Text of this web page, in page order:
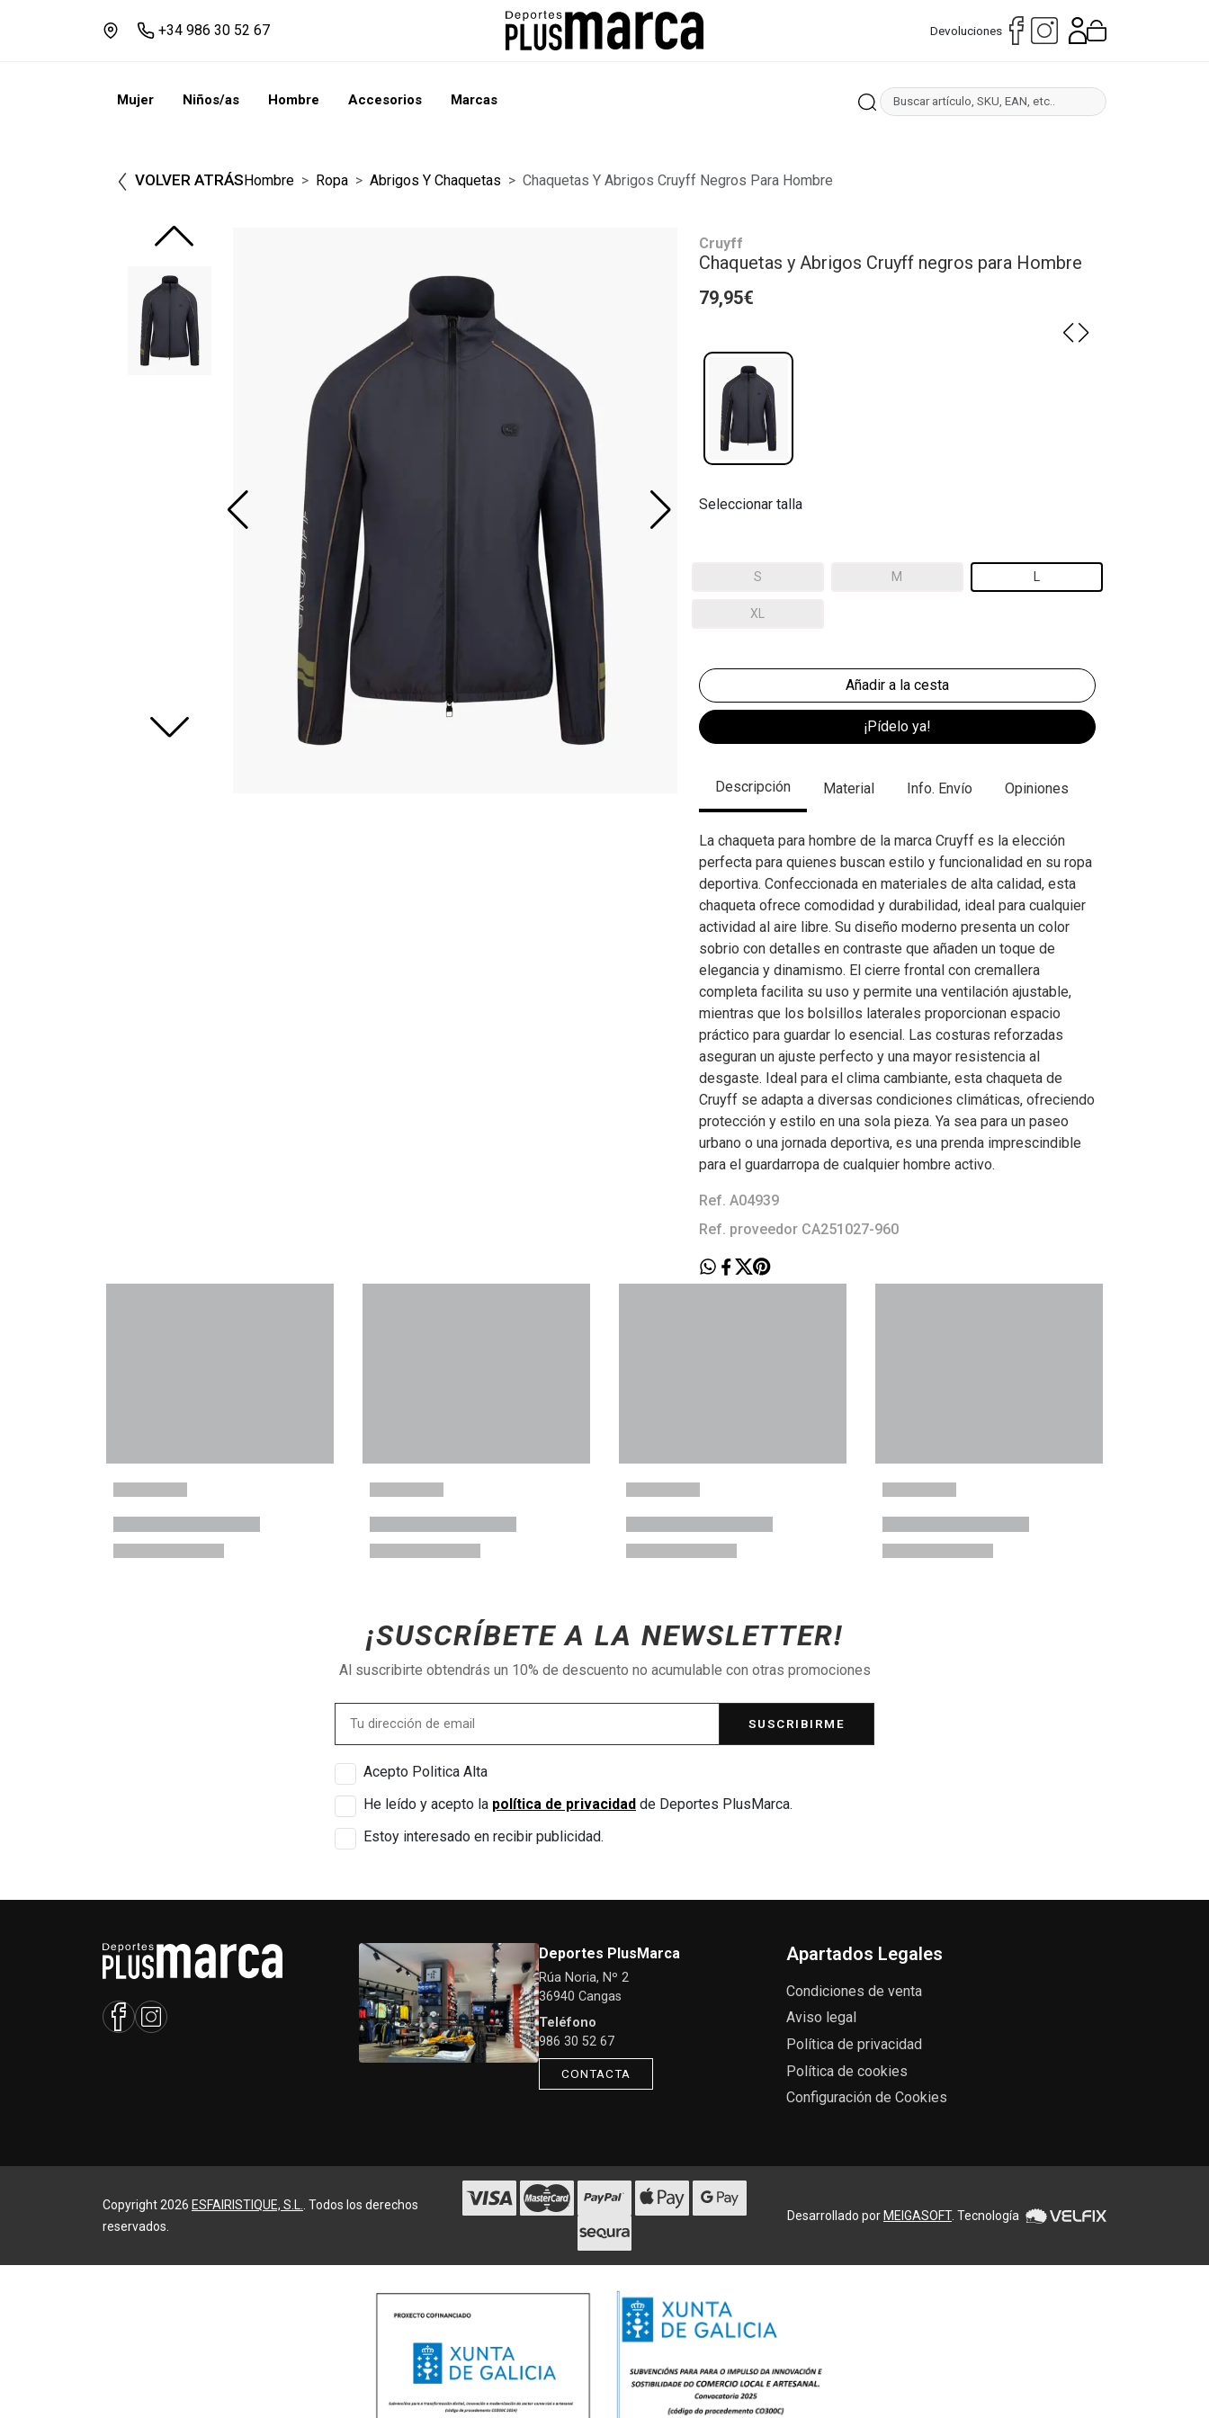
+34 986 30 52 67 Devoluciones
Mujer Niños/as Hombre Accesorios Marcas
VOLVER ATRÁSHombre Ropa Abrigos Y Chaquetas Chaquetas Y Abrigos Cruyff Negros Para Hombre
Cruyff
Chaquetas y Abrigos Cruyff negros para Hombre
79,95€
Seleccionar talla
S M
XL
¡Pídelo ya!
Descripción Material Info. Envío Opiniones
La chaqueta para hombre de la marca Cruyff es la elección
perfecta para quienes buscan estilo y funcionalidad en su ropa
deportiva. Confeccionada en materiales de alta calidad, esta
chaqueta ofrece comodidad y durabilidad, ideal para cualquier
actividad al aire libre. Su diseño moderno presenta un color
sobrio con detalles en contraste que añaden un toque de
elegancia y dinamismo. El cierre frontal con cremallera
completa facilita su uso y permite una ventilación ajustable,
mientras que los bolsillos laterales proporcionan espacio
práctico para guardar lo esencial. Las costuras reforzadas
aseguran un ajuste perfecto y una mayor resistencia al
desgaste. Ideal para el clima cambiante, esta chaqueta de
Cruyff se adapta a diversas condiciones climáticas, ofreciendo
protección y estilo en una sola pieza. Ya sea para un paseo
urbano o una jornada deportiva, es una prenda imprescindible
para el guardarropa de cualquier hombre activo.
Ref. A04939
Ref. proveedor CA251027-960
¡SUSCRÍBETE A LA NEWSLETTER!
Al suscribirte obtendrás un 10% de descuento no acumulable con otras promociones
SUSCRIBIRME
Acepto Politica Alta
He leído y acepto la política de privacidad de Deportes PlusMarca.
Estoy interesado en recibir publicidad.
Deportes PlusMarca
Rúa Noria, Nº 2
36940 Cangas
Teléfono
986 30 52 67
CONTACTA
Apartados Legales
Condiciones de venta
Aviso legal
Política de privacidad
Política de cookies
Configuración de Cookies
Copyright 2026 ESFAIRISTIQUE, S.L.
. Todos los derechos
reservados.
Desarrollado por MEIGASOFT. Tecnología